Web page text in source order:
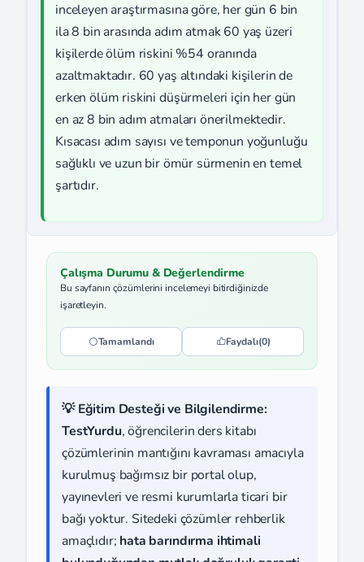
inceleyen araştırmasına göre, her gün 6 bin
ila 8 bin arasında adım atmak 60 yaş üzeri
kişilerde ölüm riskini %54 oranında
azaltmaktadır. 60 yaş altındaki kişilerin de
erken ölüm riskini düşürmeleri için her gün
en az 8 bin adım atmaları önerilmektedir.
Kısacası adım sayısı ve temponun yoğunluğu
sağlıklı ve uzun bir ömür sürmenin en temel
şartıdır.
Çalışma Durumu & Değerlendirme
Bu sayfanın çözümlerini incelemeyi bitirdiğinizde
işaretleyin.
Tamamlandı Faydalı(0)
💡 Eğitim Desteği ve Bilgilendirme:
TestYurdu, öğrencilerin ders kitabı
çözümlerinin mantığını kavraması amacıyla
kurulmuş bağımsız bir portal olup,
yayınevleri ve resmi kurumlarla ticari bir
bağı yoktur. Sitedeki çözümler rehberlik
amaçlıdır; hata barındırma ihtimali